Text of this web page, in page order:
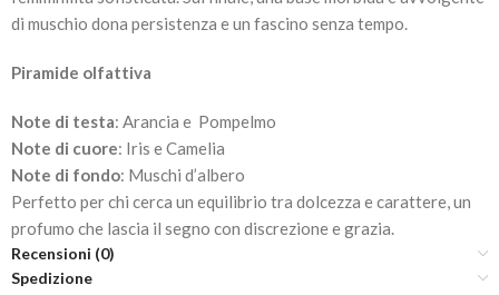
di muschio dona persistenza e un fascino senza tempo.
Piramide olfattiva
Note di testa: Arancia e Pompelmo
Note di cuore: Iris e Camelia
Note di fondo: Muschi d’albero
Perfetto per chi cerca un equilibrio tra dolcezza e carattere, un
profumo che lascia il segno con discrezione e grazia.
Recensioni (0)
Spedizione